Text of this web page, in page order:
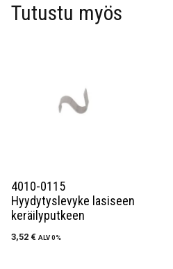
Tutustu myös
4010-0115
Hyydytyslevyke lasiseen
keräilyputkeen
3,52 € ALV 0%